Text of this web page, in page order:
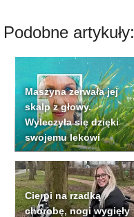
Podobne artykuły:
Maszyna zerwała jej
skalp z głowy.
Wyleczyła się dzięki
swojemu lekowi
Cierpi na rzadką
chorobę, nogi wygięły